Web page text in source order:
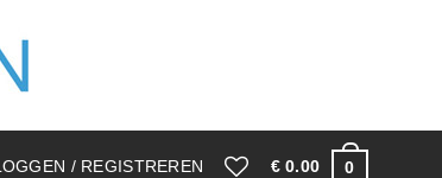
/ REGISTREREN €0.00 0